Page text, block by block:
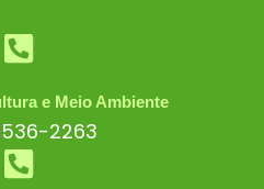
e Meio Ambiente
2263